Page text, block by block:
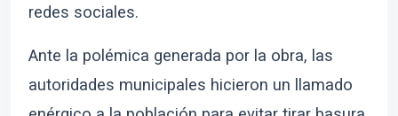
redes sociales.
Ante la polémica generada por la obra, las
autoridades municipales hicieron un llamado